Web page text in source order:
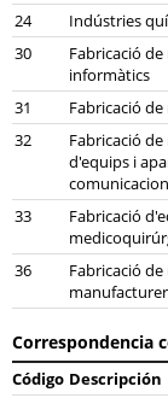
24
Indústries
30
Fabricació
informàtics
31 Fabricació
32
Fabricació
d'equips i
33
Fabricació
36
Fabricació
Correspondencia
Código Descripción